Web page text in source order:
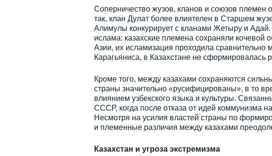
Соперничество жузов, кланов и союзов племен
так, клан Дулат более влиятелен в Старшем
Алимулы конкурирует с кланами Жетыру и Адай.
ислама: казахские племена сохраняли кочевой
Азии, их исламизация проходила
Карагьяниса, в Казахстане не сформировалась
Кроме того, между казахами сохраняются
страны значительно «русифицированы», в то
влиянием узбекского языка и культуры.
СССР, когда после отказа от идей коммунизма
Несмотря на усилия властей страны по
и племенные различия между казахами
Казахстан и угроза экстремизма